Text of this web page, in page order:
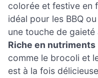
colorée et festive en
idéal pour les BBQ
une touche de
Riche en nutriments
comme le brocoli et
est à la fois